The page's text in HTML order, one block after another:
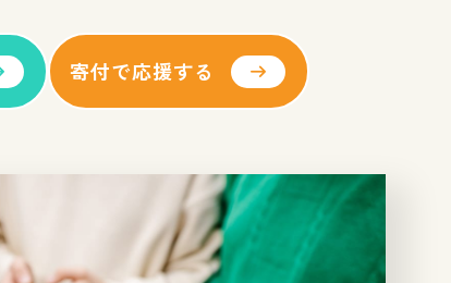
寄付で応援する